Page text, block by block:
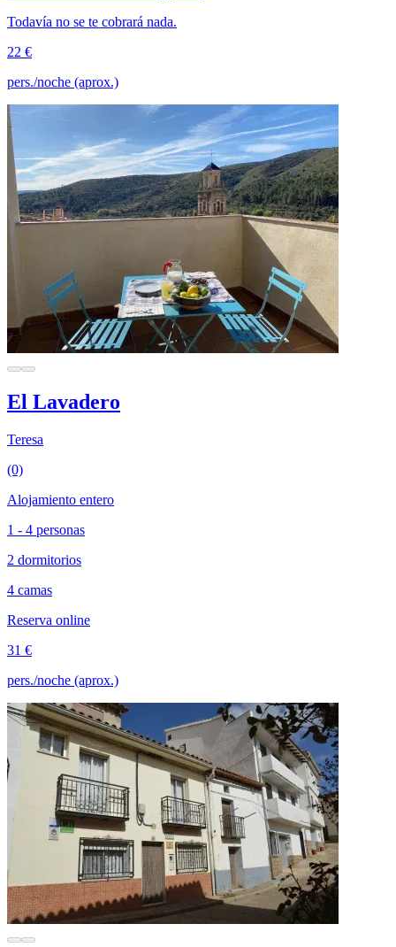
Todavía no se te cobrará nada.
22 €
pers./noche (aprox.)
El Lavadero
Teresa
(0)
Alojamiento entero
1 - 4 personas
2 dormitorios
4 camas
Reserva online
31 €
pers./noche (aprox.)